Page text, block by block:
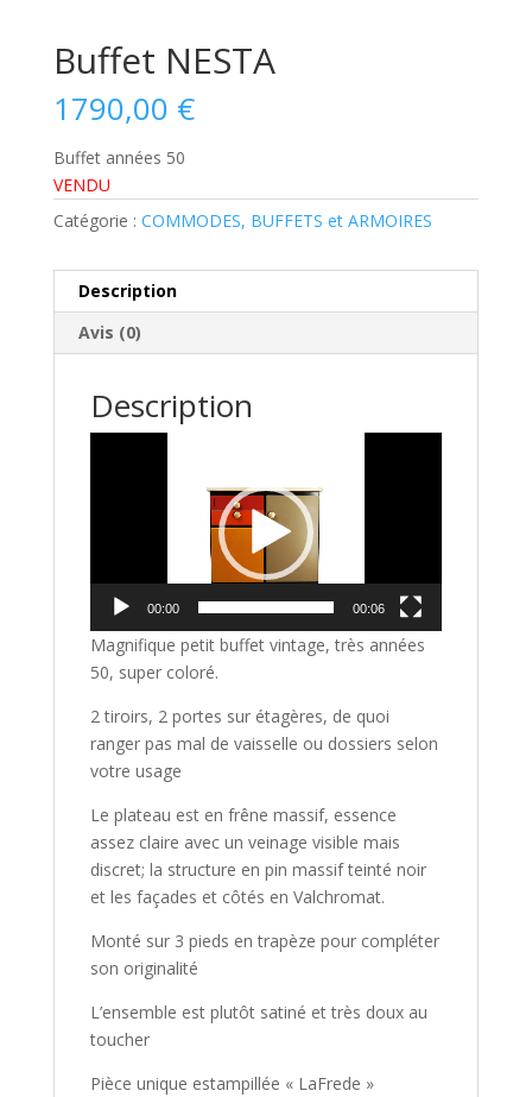
Buffet NESTA
1790,00 €
Buffet années 50
VENDU
Catégorie : COMMODES, BUFFETS et ARMOIRES
Description
Avis (0)
Description
00:00 00:06
Magnifique petit buffet vintage, très années
50, super coloré.
2 tiroirs, 2 portes sur étagères, de quoi
ranger pas mal de vaisselle ou dossiers selon
votre usage
Le plateau est en frêne massif, essence
assez claire avec un veinage visible mais
discret; la structure en pin massif teinté noir
et les façades et côtés en Valchromat.
Monté sur 3 pieds en trapèze pour compléter
son originalité
L’ensemble est plutôt satiné et très doux au
toucher
Pièce unique estampillée « LaFrede »